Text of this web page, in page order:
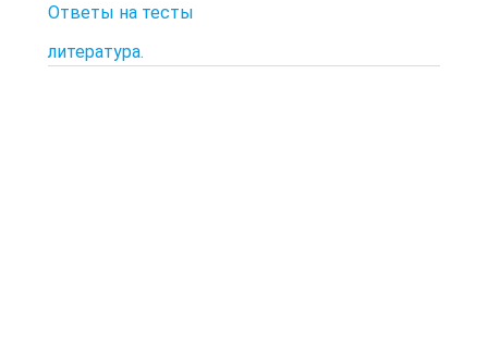
Ответы на тесты
литература.